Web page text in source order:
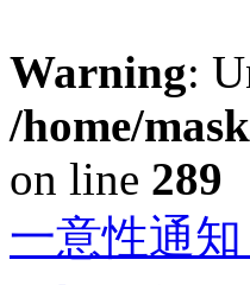
Warning:
/home/
on line 289
一意性通知